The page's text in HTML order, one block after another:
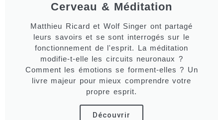
Cerveau & Méditation
Matthieu Ricard et Wolf Singer ont partagé
leurs savoirs et se sont interrogés sur le
fonctionnement de l'esprit. La méditation
modifie-t-elle les circuits neuronaux ?
Comment les émotions se forment-elles ? Un
livre majeur pour mieux comprendre votre
propre esprit.
Découvrir